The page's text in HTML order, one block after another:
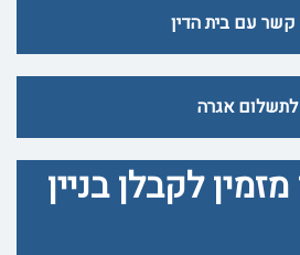
קשר עם בית הדין
לתשלום אגרה
לקבלן בניין